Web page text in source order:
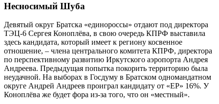
Несносимый Шуба
Девятый округ Братска «единороссы» отдают под директора
ТЭЦ-6 Сергея Коноплёва, в свою очередь КПРФ выставила
здесь кандидата, который имеет к региону косвенное
отношение, – члена центрального комитета КПРФ, директора
по перспективному развитию Иркутского аэропорта Андрея
Андреева. Предыдущая попытка покорить территорию была
неудачной. На выборах в Госдуму в Братском одномандатном
округе Андрей Андреев проиграл кандидату от «ЕР» 16%. У
Коноплёва же будет фора из-за того, что он «местный».